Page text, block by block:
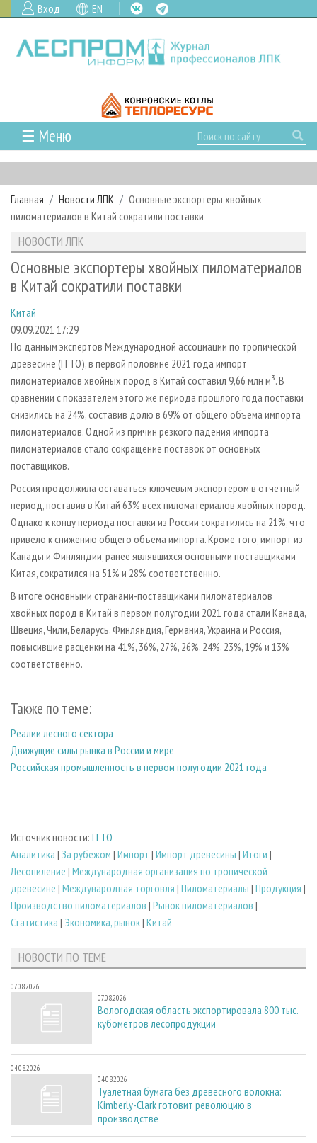
Вход EN
☰ Меню
ГЛАВНАЯ
РУБРИКИ И ТЕМЫ
РУБРИКИ ЖУРНАЛА
ЛЕСОЗАГОТОВКА
ЛЕСОПИЛЕНИЕ
СУШКА ДРЕВЕСИНЫ
ПРОИЗВОДСТВО ДРЕВЕСНЫХ ПЛИТ
ДЕРЕВЯННОЕ ДОМОСТРОЕНИЕ
ПРОИЗВОДСТВО МЕБЕЛИ
БИОЭНЕРГЕТИКА
ЦБП
ИНСТРУМЕНТ И МАТЕРИАЛЫ
НОВОСТИ
НОВОСТИ ЛПК
НОВОСТИ ЖУРНАЛА
ПРОЕКТЫ ЛПИ
АНАЛИТИКА
ПРЕДПРИЯТИЯ ЛПК
ПЕРСОНЫ
МОБИЛЬНЫЕ ВЫСТАВКИ
ОФИЦИАЛЬНЫЕ ДЕЛЕГАЦИИ
ПРИОРИТЕТНЫЕ ИНВЕСТПРОЕКТЫ
RUSSIAN FORESTRY REVIEW
ГАЗЕТА ЛЕСПРОМФОРУМ
БИБЛИОТЕКА СПЕЦИАЛИСТА
АРХИВ ЖУРНАЛОВ
О ЖУРНАЛЕ
ПОДПИСКА
КОНТАКТЫ
РЕКЛАМОДАТЕЛЯМ
РЕКЛАМА
РЕКЛАМА НА САЙТЕ
Главная Новости ЛПК
Основные экспортеры хвойных
пиломатериалов в Китай сократили поставки
НОВОСТИ ЛПК
Основные экспортеры хвойных пиломатериалов
в Китай сократили поставки
Китай
09.09.2021 17:29
По данным экспертов Международной ассоциации по тропической
древесине (ITTO), в первой половине 2021 года импорт
пиломатериалов хвойных пород в Китай составил 9,66 млн м³. В
сравнении с показателем этого же периода прошлого года поставки
снизились на 24%, составив долю в 69% от общего объема импорта
пиломатериалов. Одной из причин резкого падения импорта
пиломатериалов стало сокращение поставок от основных
поставщиков.
Россия продолжила оставаться ключевым экспортером в отчетный
период, поставив в Китай 63% всех пиломатериалов хвойных пород.
Однако к концу периода поставки из России сократились на 21%, что
привело к снижению общего объема импорта. Кроме того, импорт из
Канады и Финляндии, ранее являвшихся основными поставщиками
Китая, сократился на 51% и 28% соответственно.
В итоге основными странами-поставщиками пиломатериалов
хвойных пород в Китай в первом полугодии 2021 года стали Канада,
Швеция, Чили, Беларусь, Финляндия, Германия, Украина и Россия,
повысившие расценки на 41%, 36%, 27%, 26%, 24%, 23%, 19% и 13%
соответственно.
Также по теме:
Реалии лесного сектора
Движущие силы рынка в России и мире
Российская промышленность в первом полугодии 2021 года
Источник новости: ITTO
Аналитика | За рубежом | Импорт | Импорт древесины | Итоги |
Лесопиление | Международная организация по тропической
древесине | Международная торговля | Пиломатериалы | Продукция |
Производство пиломатериалов | Рынок пиломатериалов |
Статистика | Экономика, рынок| Китай
НОВОСТИ ПО ТЕМЕ
07.08.2026
07.08.2026
Вологодская область экспортировала 800 тыс.
кубометров лесопродукции
04.08.2026
04.08.2026
Туалетная бумага без древесного волокна:
Kimberly-Clark готовит революцию в
производстве